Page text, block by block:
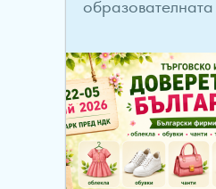
образователната